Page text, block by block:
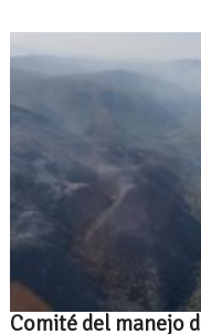
Comité del manejo